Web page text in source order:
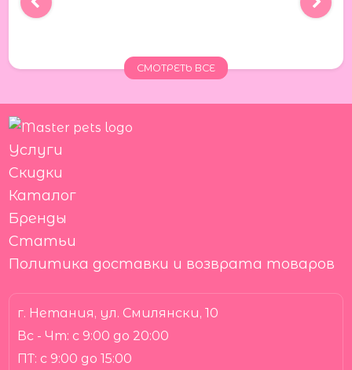
СМОТРЕТЬ ВСЕ
г. Нетания, ул. Смилянски, 10
Вс - Чт: с 9:00 до 20:00
ПТ: с 9:00 до 15:00
Услуги
Скидки
Каталог
Бренды
Статьи
Политика доставки и возврата товаров